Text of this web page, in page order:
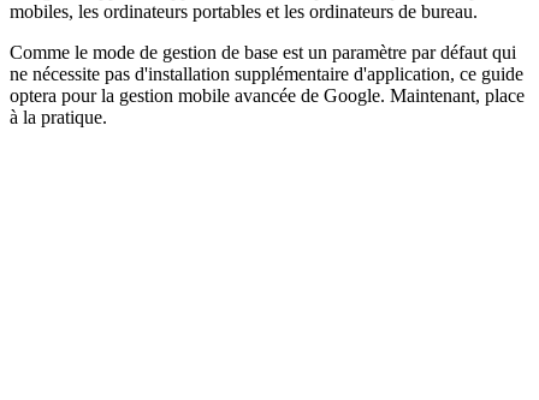
mobiles, les ordinateurs portables et les ordinateurs de bureau.
Comme le mode de gestion de base est un paramètre par défaut qui
ne nécessite pas d'installation supplémentaire d'application, ce guide
optera pour la gestion mobile avancée de Google. Maintenant, place
à la pratique.